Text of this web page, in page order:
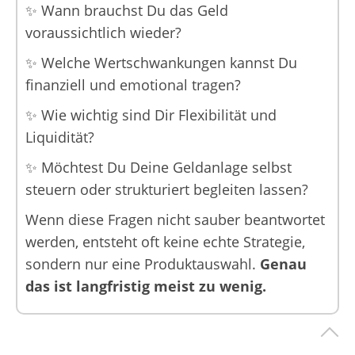
✨ Wann brauchst Du das Geld
voraussichtlich wieder?
✨ Welche Wertschwankungen kannst Du
finanziell und emotional tragen?
✨ Wie wichtig sind Dir Flexibilität und
Liquidität?
✨ Möchtest Du Deine Geldanlage selbst
steuern oder strukturiert begleiten lassen?
Wenn diese Fragen nicht sauber beantwortet
werden, entsteht oft keine echte Strategie,
sondern nur eine Produktauswahl. Genau
das ist langfristig meist zu wenig.